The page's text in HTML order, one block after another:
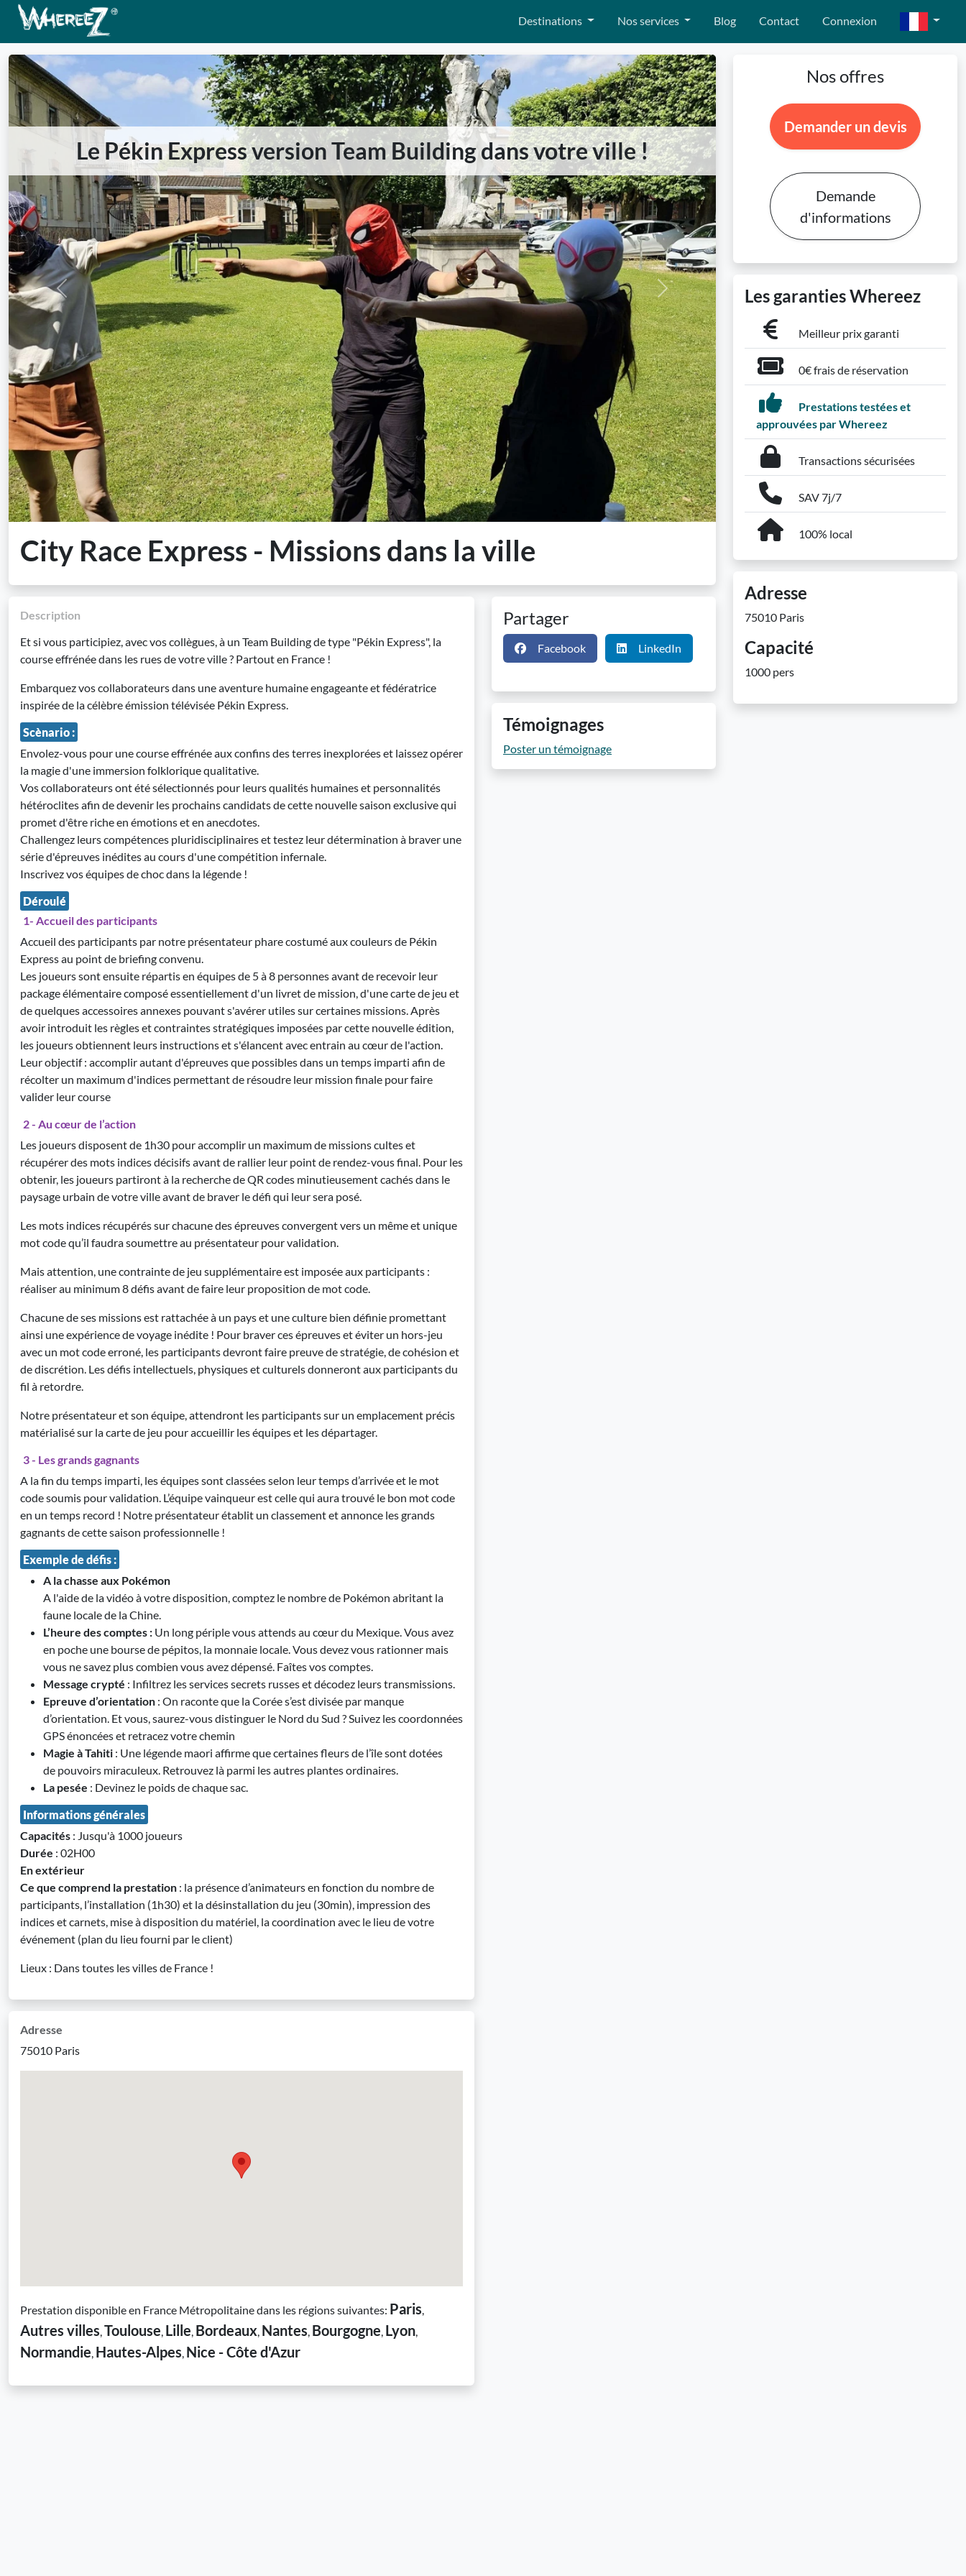
Destinations Nos services Blog Contact Connexion
Le Pékin Express version Team Building dans votre ville !
Previous Next
City Race Express - Missions dans la ville
Description
Et si vous participiez, avec vos collègues, à un Team Building de type "Pékin Express", la
course effrénée dans les rues de votre ville ? Partout en France !
Embarquez vos collaborateurs dans une aventure humaine engageante et fédératrice
inspirée de la célèbre émission télévisée Pékin Express.
Scènario :
Envolez-vous pour une course effrénée aux confins des terres inexplorées et laissez opérer
la magie d'une immersion folklorique qualitative.
Vos collaborateurs ont été sélectionnés pour leurs qualités humaines et personnalités
hétéroclites afin de devenir les prochains candidats de cette nouvelle saison exclusive qui
promet d'être riche en émotions et en anecdotes.
Challengez leurs compétences pluridisciplinaires et testez leur détermination à braver une
série d'épreuves inédites au cours d'une compétition infernale.
Inscrivez vos équipes de choc dans la légende !
Déroulé
1- Accueil des participants
Accueil des participants par notre présentateur phare costumé aux couleurs de Pékin
Express au point de briefing convenu.
Les joueurs sont ensuite répartis en équipes de 5 à 8 personnes avant de recevoir leur
package élémentaire composé essentiellement d'un livret de mission, d'une carte de jeu et
de quelques accessoires annexes pouvant s'avérer utiles sur certaines missions. Après
avoir introduit les règles et contraintes stratégiques imposées par cette nouvelle édition,
les joueurs obtiennent leurs instructions et s'élancent avec entrain au cœur de l'action.
Leur objectif : accomplir autant d'épreuves que possibles dans un temps imparti afin de
récolter un maximum d'indices permettant de résoudre leur mission finale pour faire
valider leur course
2 - Au cœur de l’action
Les joueurs disposent de 1h30 pour accomplir un maximum de missions cultes et
récupérer des mots indices décisifs avant de rallier leur point de rendez-vous final. Pour les
obtenir, les joueurs partiront à la recherche de QR codes minutieusement cachés dans le
paysage urbain de votre ville avant de braver le défi qui leur sera posé.
Les mots indices récupérés sur chacune des épreuves convergent vers un même et unique
mot code qu’il faudra soumettre au présentateur pour validation.
Mais attention, une contrainte de jeu supplémentaire est imposée aux participants :
réaliser au minimum 8 défis avant de faire leur proposition de mot code.
Chacune de ses missions est rattachée à un pays et une culture bien définie promettant
ainsi une expérience de voyage inédite ! Pour braver ces épreuves et éviter un hors-jeu
avec un mot code erroné, les participants devront faire preuve de stratégie, de cohésion et
de discrétion. Les défis intellectuels, physiques et culturels donneront aux participants du
fil à retordre.
Notre présentateur et son équipe, attendront les participants sur un emplacement précis
matérialisé sur la carte de jeu pour accueillir les équipes et les départager.
3 - Les grands gagnants
A la fin du temps imparti, les équipes sont classées selon leur temps d’arrivée et le mot
code soumis pour validation. L’équipe vainqueur est celle qui aura trouvé le bon mot code
en un temps record ! Notre présentateur établit un classement et annonce les grands
gagnants de cette saison professionnelle !
Exemple de défis :
A la chasse aux Pokémon
A l'aide de la vidéo à votre disposition, comptez le nombre de Pokémon abritant la
faune locale de la Chine.
L’heure des comptes : Un long périple vous attends au cœur du Mexique. Vous avez
en poche une bourse de pépitos, la monnaie locale. Vous devez vous rationner mais
vous ne savez plus combien vous avez dépensé. Faîtes vos comptes.
Message crypté : Infiltrez les services secrets russes et décodez leurs transmissions.
Epreuve d’orientation : On raconte que la Corée s’est divisée par manque
d’orientation. Et vous, saurez-vous distinguer le Nord du Sud ? Suivez les coordonnées
GPS énoncées et retracez votre chemin
Magie à Tahiti : Une légende maori affirme que certaines fleurs de l’île sont dotées
de pouvoirs miraculeux. Retrouvez là parmi les autres plantes ordinaires.
La pesée : Devinez le poids de chaque sac.
Informations générales
Capacités : Jusqu'à 1000 joueurs
Durée : 02H00
En extérieur
Ce que comprend la prestation : la présence d’animateurs en fonction du nombre de
participants, l’installation (1h30) et la désinstallation du jeu (30min), impression des
indices et carnets, mise à disposition du matériel, la coordination avec le lieu de votre
événement (plan du lieu fourni par le client)
Lieux : Dans toutes les villes de France !
Partager
Facebook LinkedIn
Témoignages
Poster un témoignage
Adresse
75010 Paris
Prestation disponible en France Métropolitaine dans les régions suivantes: Paris,
Autres villes,Toulouse, Lille, Bordeaux, Nantes, Bourgogne, Lyon,
Normandie, Hautes-Alpes, Nice - Côte d'Azur
Nos offres
Demander un devis
Demande
d'informations
Les garanties Whereez
Meilleur prix garanti
0€ frais de réservation
Prestations testées et
approuvées par Whereez
Transactions sécurisées
SAV 7j/7
100% local
Adresse
75010 Paris
Capacité
1000 pers